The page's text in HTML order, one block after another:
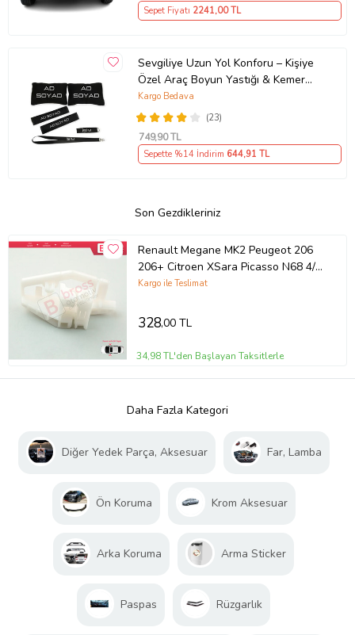
Sepet Fiyatı 2241,00 TL
Sevgiliye Uzun Yol Konforu – Kişiye
Özel Araç Boyun Yastığı & Kemer
Pedi Hediye Seti
(23)
Kargo Bedava
749,90 TL
Sepette %14 İndirim 644,91 TL
Son Gezdikleriniz
Renault Megane MK2 Peugeot 206
206+ Citroen XSara Picasso N68 4/5
Kapı İçin Ön Cam Kriko Klipsi A
Kargo ile Teslimat
328,00 TL
34,98 TL'den Başlayan Taksitlerle
Daha Fazla Kategori
Diğer Yedek Parça, Aksesuar Far, Lamba
Ön Koruma Krom Aksesuar
Arka Koruma Arma Sticker
Paspas Rüzgarlık